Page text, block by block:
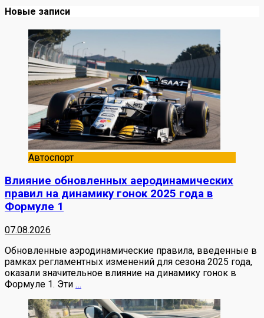
Новые записи
Автоспорт
Влияние обновленных аеродинамических
правил на динамику гонок 2025 года в
Формуле 1
07.08.2026
Обновленные аэродинамические правила, введенные в
рамках регламентных изменений для сезона 2025 года,
оказали значительное влияние на динамику гонок в
Формуле 1. Эти …